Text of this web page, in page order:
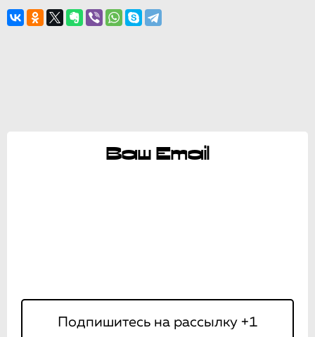
Ваш Email